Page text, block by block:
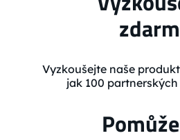
Vyzkoušejte naše
jak 100